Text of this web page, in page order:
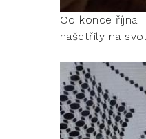
Od konce října
našetřily na